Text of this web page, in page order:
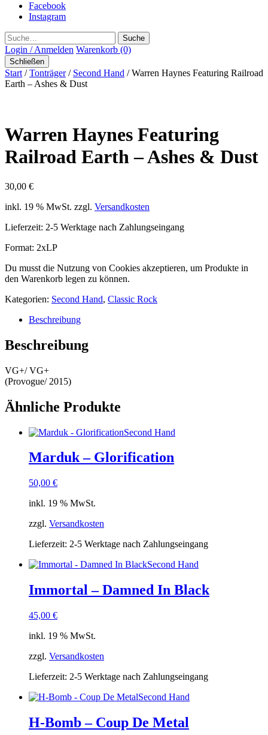
Facebook
Instagram
Suche
Login / Anmelden Warenkorb (0)
Schließen
Start /Tonträger/ Second Hand / Warren Haynes Featuring Railroad
Earth – Ashes & Dust
Warren Haynes Featuring
Railroad Earth – Ashes & Dust
30,00 €
inkl. 19 % MwSt. zzgl. Versandkosten
Lieferzeit: 2-5 Werktage nach Zahlungseingang
Format: 2xLP
Du musst die Nutzung von Cookies akzeptieren, um Produkte in
den Warenkorb legen zu können.
Kategorien: Second Hand, Classic Rock
Beschreibung
Beschreibung
VG+/ VG+
(Provogue/ 2015)
Ähnliche Produkte
Second Hand
Marduk – Glorification
50,00 €
inkl. 19 % MwSt.
zzgl. Versandkosten
Lieferzeit: 2-5 Werktage nach Zahlungseingang
Second Hand
Immortal – Damned In Black
45,00 €
inkl. 19 % MwSt.
zzgl. Versandkosten
Lieferzeit: 2-5 Werktage nach Zahlungseingang
Second Hand
H-Bomb – Coup De Metal